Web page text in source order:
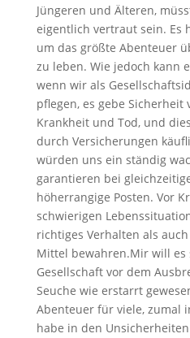
Jüngeren und Älteren,
eigentlich vertraut sein. Es
um das größte Abenteuer
zu leben. Wie jedoch kann
wenn wir als
pflegen, es gebe Sicherheit
Krankheit und Tod, und
durch Versicherungen
würden uns ein ständig
garantieren bei
höherrangige Posten. Vor
schwierigen
richtiges Verhalten als
Mittel bewahren.Mir will es
Gesellschaft vor dem
Seuche wie erstarrt
Abenteuer für viele, zumal
habe in den